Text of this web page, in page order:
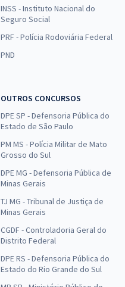
INSS - Instituto Nacional do
Seguro Social
PRF - Polícia Rodoviária Federal
PND
OUTROS CONCURSOS
DPE SP - Defensoria Pública do
Estado de São Paulo
PM MS - Polícia Militar de Mato
Grosso do Sul
DPE MG - Defensoria Pública de
Minas Gerais
TJ MG - Tribunal de Justiça de
Minas Gerais
CGDF - Controladoria Geral do
Distrito Federal
DPE RS - Defensoria Pública do
Estado do Rio Grande do Sul